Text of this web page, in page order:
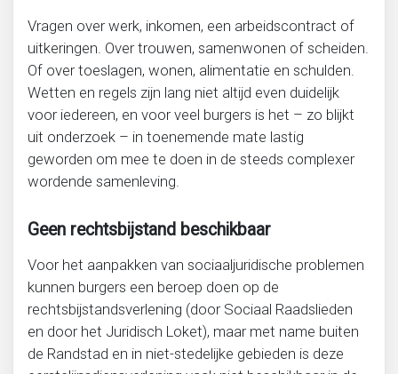
Vragen over werk, inkomen, een arbeidscontract of
uitkeringen. Over trouwen, samenwonen of scheiden.
Of over toeslagen, wonen, alimentatie en schulden.
Wetten en regels zijn lang niet altijd even duidelijk
voor iedereen, en voor veel burgers is het – zo blijkt
uit onderzoek – in toenemende mate lastig
geworden om mee te doen in de steeds complexer
wordende samenleving.
Geen rechtsbijstand beschikbaar
Voor het aanpakken van sociaaljuridische problemen
kunnen burgers een beroep doen op de
rechtsbijstandsverlening (door Sociaal Raadslieden
en door het Juridisch Loket), maar met name buiten
de Randstad en in niet-stedelijke gebieden is deze